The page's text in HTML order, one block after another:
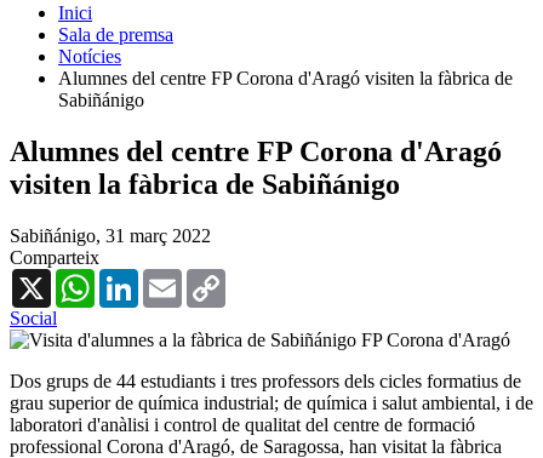
Inici
Sala de premsa
Notícies
Alumnes del centre FP Corona d'Aragó visiten la fàbrica de
Sabiñánigo
Alumnes del centre FP Corona d'Aragó
visiten la fàbrica de Sabiñánigo
Sabiñánigo, 31 març 2022
Comparteix
X
WhatsAppLinkedInEmail
Social
Dos grups de 44 estudiants i tres professors dels cicles formatius de
grau superior de química industrial; de química i salut ambiental, i de
laboratori d'anàlisi i control de qualitat del centre de formació
professional Corona d'Aragó, de Saragossa, han visitat la fàbrica